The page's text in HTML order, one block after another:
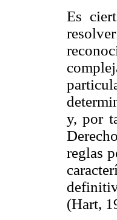
Es
y, por
reglas
(Hart,